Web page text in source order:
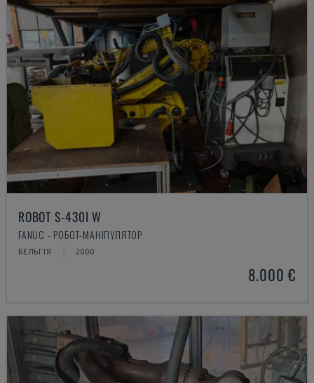
ROBOT S-430I W
FANUC - РОБОТ-МАНІПУЛЯТОР
БЕЛЬГІЯ 2000
8.000 €